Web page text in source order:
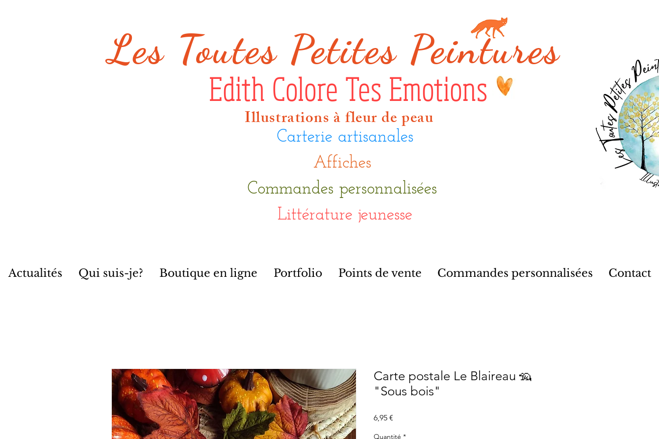
Carterie artisanales
Affiches
Commandes personnalisées
Littérature jeunesse
Les Toutes Petites Peintures
Edith Colore Tes Emotions
Illustrations à fleur de peau
Actualités Qui suis-je? Boutique en ligne Portfolio Points de vente Commandes personnalisées Contact
Carte postale Le Blaireau 🦡
"Sous bois"
6,95 €
Quantité *